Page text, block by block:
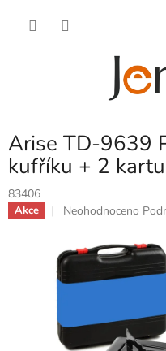
Arise TD-9639
kufříku + 2
83406
Akce
Průměrné
produktu
je
0,0
z
hvězdiček.
Neohodnoceno